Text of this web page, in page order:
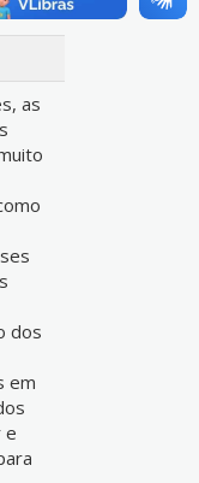
as
dos
em
e